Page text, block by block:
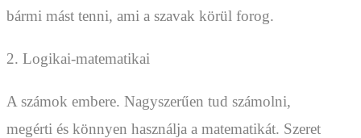
bármi mást tenni, ami a szavak körül forog.
2. Logikai-matematikai
A számok embere. Nagyszerűen tud számolni,
megérti és könnyen használja a matematikát. Szeret